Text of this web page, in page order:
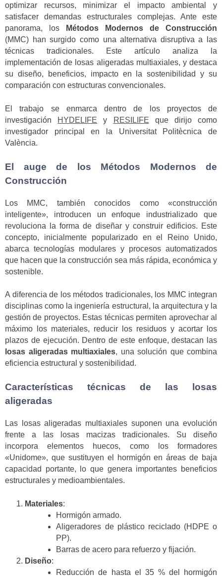
optimizar recursos, minimizar el impacto ambiental y
satisfacer demandas estructurales complejas. Ante este
panorama, los
Métodos Modernos de Construcción
(MMC) han surgido como una alternativa disruptiva a las
técnicas tradicionales. Este artículo analiza la
implementación de losas aligeradas multiaxiales, y destaca
su diseño, beneficios, impacto en la sostenibilidad y su
comparación con estructuras convencionales.
El trabajo se enmarca dentro de los proyectos de
investigación
HYDELIFE y RESILIFE que dirijo como
investigador principal en la Universitat Politècnica de
València.
El auge de los Métodos Modernos de
Construcción
Los MMC, también conocidos como «construcción
inteligente», introducen un enfoque industrializado que
revoluciona la forma de diseñar y construir edificios. Este
concepto, inicialmente popularizado en el Reino Unido,
abarca tecnologías modulares y procesos automatizados
que hacen que la construcción sea más rápida, económica y
sostenible.
A diferencia de los métodos tradicionales, los MMC integran
disciplinas como la ingeniería estructural, la arquitectura y la
gestión de proyectos. Estas técnicas permiten aprovechar al
máximo los materiales, reducir los residuos y acortar los
plazos de ejecución. Dentro de este enfoque, destacan las
losas aligeradas multiaxiales, una solución que combina
eficiencia estructural y sostenibilidad.
Características técnicas de las losas
aligeradas
Las losas aligeradas multiaxiales suponen una evolución
frente a las losas macizas tradicionales. Su diseño
incorpora elementos huecos, como los formadores
«Unidome», que sustituyen el hormigón en áreas de baja
capacidad portante, lo que genera importantes beneficios
estructurales y medioambientales.
Materiales:
Hormigón armado.
Aligeradores de plástico reciclado (HDPE o
PP).
Barras de acero para refuerzo y fijación.
Diseño:
Reducción de hasta el 35 % del hormigón